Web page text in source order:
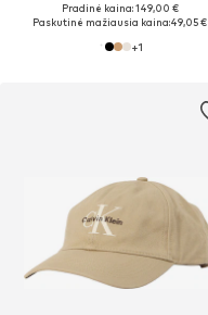
Pradinė kaina: 149,00 €
Paskutinė mažiausia kaina:49,05 €
+1